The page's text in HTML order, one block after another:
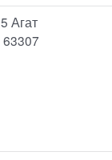
Агат
63307